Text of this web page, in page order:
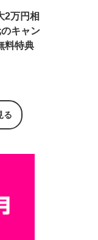
2万円相
キャン
料特典
る